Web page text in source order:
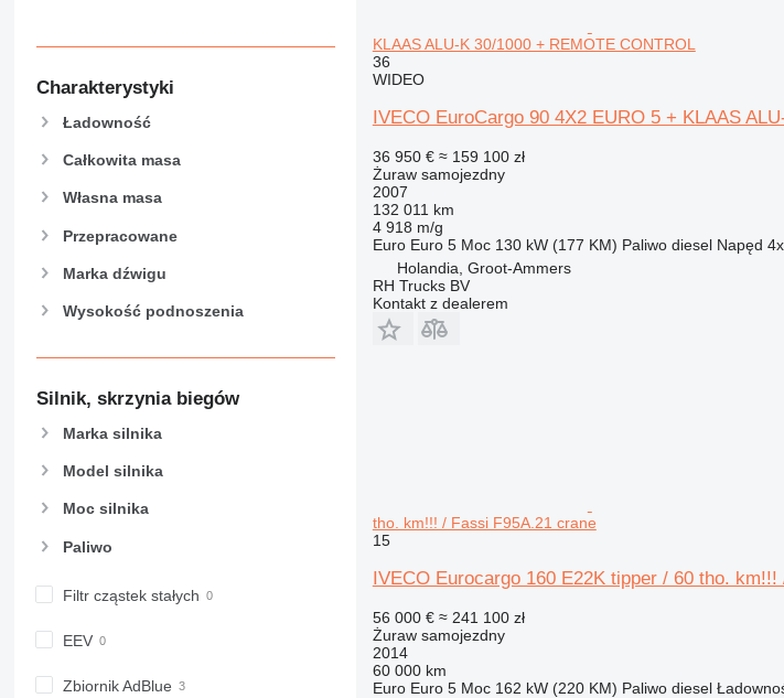
Charakterystyki
Ładowność
Całkowita masa
Własna masa
Przepracowane
Marka dźwigu
Wysokość podnoszenia
Silnik, skrzynia biegów
Marka silnika
Model silnika
Moc silnika
Paliwo
Filtr cząstek stałych
EEV
Zbiornik AdBlue
KLAAS ALU-K 30/1000 + REMOTE CONTROL
36
WIDEO
IVECO EuroCargo 90 4X2 EURO 5 + KLAAS
36 950 € ≈ 159 100 zł
Żuraw samojezdny
2007
132 011 km
4 918 m/g
Euro Euro 5 Moc 130 kW (177 KM) Paliwo diesel Napęd
Holandia, Groot-Ammers
RH Trucks BV
Kontakt z dealerem
tho. km!!! / Fassi F95A.21 crane
15
IVECO Eurocargo 160 E22K tipper / 60 tho.
56 000 € ≈ 241 100 zł
Żuraw samojezdny
2014
60 000 km
Euro Euro 5 Moc 162 kW (220 KM) Paliwo diesel